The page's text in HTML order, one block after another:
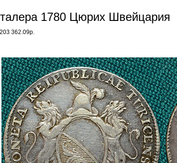
1780 Цюрих Швейцария
362.09р.